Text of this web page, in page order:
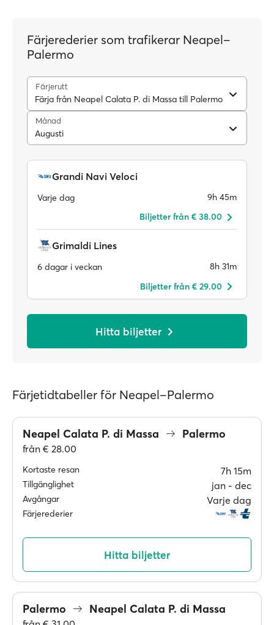
Färjerederier som trafikerar Neapel–
Palermo
Färjerutt
Färja från Neapel Calata P. di Massa till Palermo
Månad
Augusti
Grandi Navi Veloci
Varje dag
9h 45m
Biljetter från € 38.00
Grimaldi Lines
6 dagar i veckan
8h 31m
Biljetter från € 29.00
Hitta biljetter
Färjetidtabeller för Neapel–Palermo
Neapel Calata P. di Massa Palermo
från € 28.00
Kortaste resan 7h 15m
Tillgänglighet jan ‐ dec
Avgångar Varje dag
Färjerederier
Hitta biljetter
Palermo Neapel Calata P. di Massa